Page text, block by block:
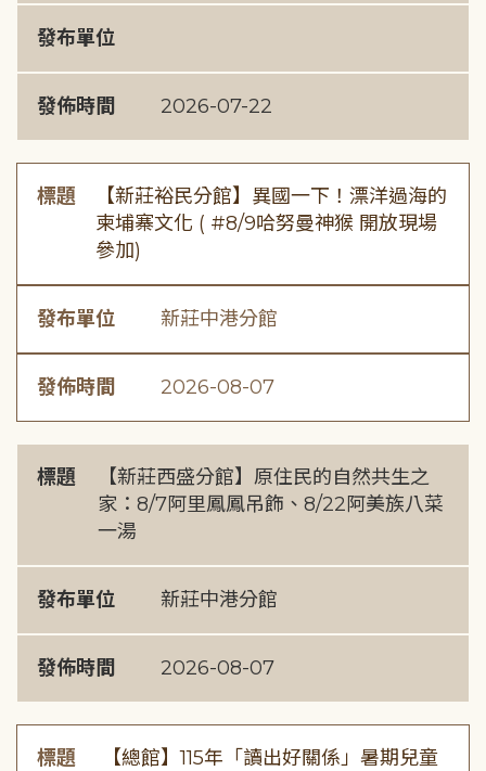
發布單位
發佈時間 2026-07-22
標題
【新莊裕民分館】異國一下！漂洋過海的
柬埔寨文化 ( #8/9哈努曼神猴 開放現場
參加)
發布單位 新莊中港分館
發佈時間 2026-08-07
標題
【新莊西盛分館】原住民的自然共生之
家：8/7阿里鳳鳳吊飾、8/22阿美族八菜
一湯
發布單位 新莊中港分館
發佈時間 2026-08-07
標題
【總館】115年「讀出好關係」暑期兒童